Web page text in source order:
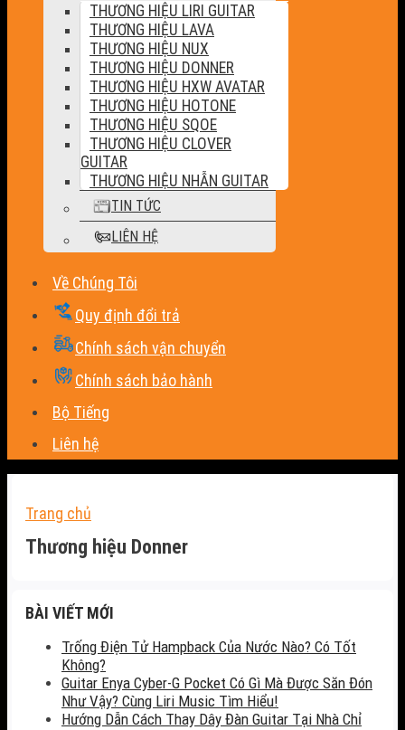
THƯƠNG HIỆU LIRI GUITAR
THƯƠNG HIỆU LAVA
THƯƠNG HIỆU NUX
THƯƠNG HIỆU DONNER
THƯƠNG HIỆU HXW AVATAR
THƯƠNG HIỆU HOTONE
THƯƠNG HIỆU SQOE
THƯƠNG HIỆU CLOVER
GUITAR
THƯƠNG HIỆU NHẪN GUITAR
TIN TỨC
LIÊN HỆ
Về Chúng Tôi
Quy định đổi trả
Chính sách vận chuyển
Chính sách bảo hành
Bộ Tiếng
Liên hệ
Trang chủ
Thương hiệu Donner
BÀI VIẾT MỚI
Trống Điện Tử Hampback Của Nước Nào? Có Tốt
Không?
Guitar Enya Cyber-G Pocket Có Gì Mà Được Săn Đón
Như Vậy? Cùng Liri Music Tìm Hiểu!
Hướng Dẫn Cách Thay Dây Đàn Guitar Tại Nhà Chỉ